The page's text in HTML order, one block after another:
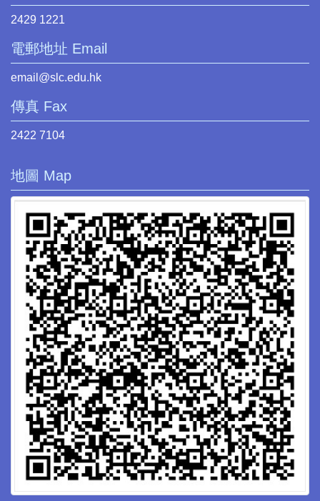
2429 1221
電郵地址 Email
email@slc.edu.hk
傳真 Fax
2422 7104
地圖 Map